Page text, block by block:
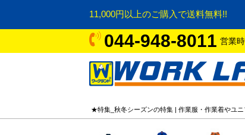
11,000円以上のご購入で送料無料!!
044-948-8011 営業
★特集_秋冬シーズンの特集 | 作業服・作業着やユ